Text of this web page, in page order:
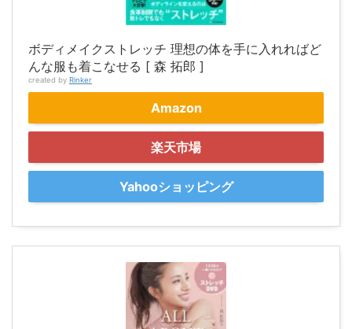
ボディメイクストレッチ 理想の体を手に入れればど
んな服も着こなせる [ 森 拓郎 ]
created by Rinker
Amazon
楽天市場
Yahooショッピング